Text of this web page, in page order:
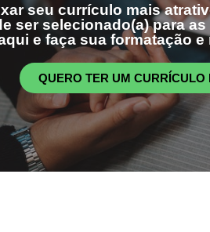
seu currículo mais
ser selecionado(a) para
e faça sua formatação
QUERO TER UM CURRÍCULO